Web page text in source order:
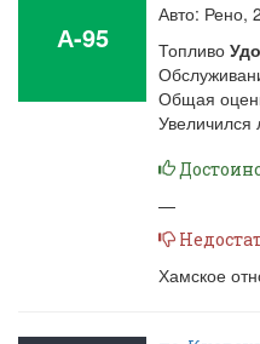
А-95
Авто: Рено,
Топливо
Общая
Увеличился
—
Хамское